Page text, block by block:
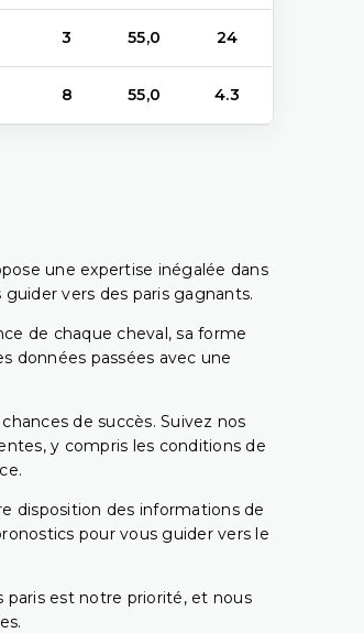
3 55,0 24
8 55,0 4.3
une expertise inégalée dans
vers des paris gagnants.
de chaque cheval, sa forme
données passées avec une
de succès. Suivez nos
y compris les conditions de
disposition des informations de
pour vous guider vers le
paris est notre priorité, et nous